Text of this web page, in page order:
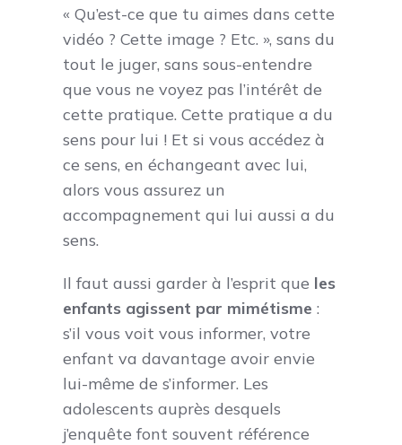
« Qu’est-ce que tu aimes dans cette
vidéo ? Cette image ? Etc. », sans du
tout le juger, sans sous-entendre
que vous ne voyez pas l’intérêt de
cette pratique. Cette pratique a du
sens pour lui ! Et si vous accédez à
ce sens, en échangeant avec lui,
alors vous assurez un
accompagnement qui lui aussi a du
sens.
Il faut aussi garder à l’esprit que les
enfants agissent par mimétisme :
s’il vous voit vous informer, votre
enfant va davantage avoir envie
lui-même de s’informer. Les
adolescents auprès desquels
j’enquête font souvent référence